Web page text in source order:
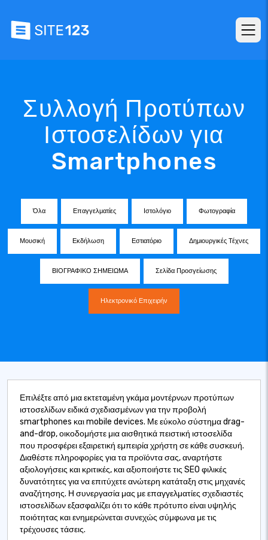
Συλλογή Προτύπων
Ιστοσελίδων για
Smartphones
Όλα Επαγγελματίες Ιστολόγιο Φωτογραφία
Μουσική Εκδήλωση Εστιατόριο Δημιουργικές Τέχνες
ΒΙΟΓΡΑΦΙΚΟ ΣΗΜΕΙΩΜΑ Σελίδα Προσγείωσης
Ηλεκτρονικό Επιχειρήν
Επιλέξτε από μια εκτεταμένη γκάμα μοντέρνων προτύπων
ιστοσελίδων ειδικά σχεδιασμένων για την προβολή
smartphones και mobile devices. Με εύκολο σύστημα drag-
and-drop, οικοδομήστε μια αισθητικά πειστική ιστοσελίδα
που προσφέρει εξαιρετική εμπειρία χρήστη σε κάθε συσκευή.
Διαθέστε πληροφορίες για τα προϊόντα σας, αναρτήστε
αξιολογήσεις και κριτικές, και αξιοποιήστε τις SEO φιλικές
δυνατότητες για να επιτύχετε ανώτερη κατάταξη στις μηχανές
αναζήτησης. Η συνεργασία μας με επαγγελματίες σχεδιαστές
ιστοσελίδων εξασφαλίζει ότι το κάθε πρότυπο είναι υψηλής
ποιότητας και ενημερώνεται συνεχώς σύμφωνα με τις
τρέχουσες τάσεις.